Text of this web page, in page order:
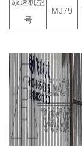
减速机型
号
MJ79